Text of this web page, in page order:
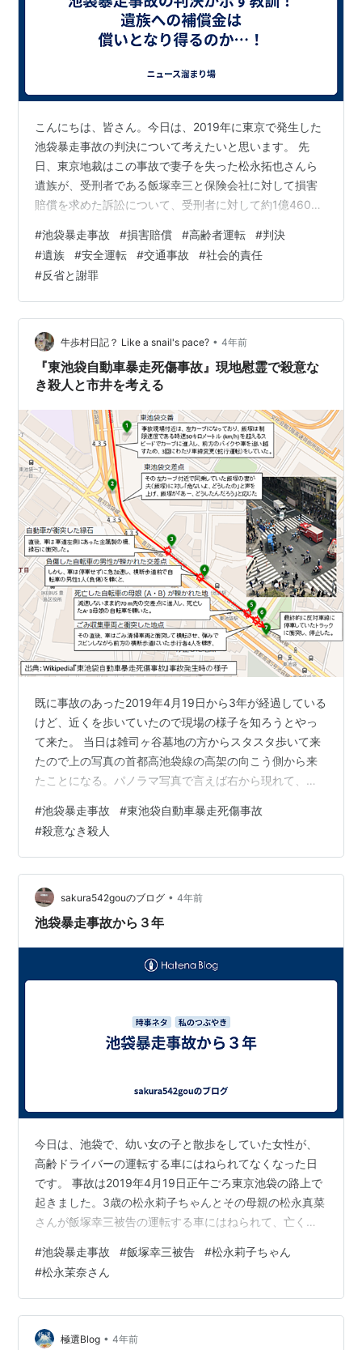
こんにちは、皆さん。今日は、2019年に東京で発生した
池袋暴走事故の判決について考えたいと思います。 先
日、東京地裁はこの事故で妻子を失った松永拓也さんら
遺族が、受刑者である飯塚幸三と保険会社に対して損害
賠償を求めた訴訟について、受刑者に対して約1億4600
飯塚受刑者がブレーキとアクセルのペダルを踏み間違
え、赤信号の交差点に突入し、10人が重軽傷を負ったも
のです。この判決に対して私は、複雑な思いに駆られて
います。 まず、遺族への補償金について。この金額は、
失われた家族や幸せを補うものではありません。金銭で
償える損失などないことを私たちは痛感し…
#池袋暴走事故 #損害賠償 #高齢者運転 #判決
#遺族 #安全運転 #交通事故 #社会的責任
#反省と謝罪
牛歩村日記？ Like a snail's pace? • 4年前
『東池袋自動車暴走死傷事故』現地慰霊で殺意な
き殺人と市井を考える
既に事故のあった2019年4月19日から3年が経過している
けど、近くを歩いていたので現場の様子を知ろうとやっ
て来た。 当日は雑司ヶ谷墓地の方からスタスタ歩いて来
たので上の写真の首都高池袋線の高架の向こう側から来
たことになる。パノラマ写真で言えば右から現れて、右
ー車に衝突してCoCo壱の前で赤信号で止まっていたトラ
ックに衝突して停止‥。かなりのエネルギーだったことが
判る。 事故当日の報道を見ながらStreetViewで見ていた
のでだいたいは判っていたけど、現地に来ないと流石に
空気感は判らないし、死亡二人に怪我したヒトが五人な
のかな？母子ばかりが報…
#池袋暴走事故 #東池袋自動車暴走死傷事故
#殺意なき殺人
sakura542gouのブログ • 4年前
池袋暴走事故から３年
今日は、池袋で、幼い女の子と散歩をしていた女性が、
高齢ドライバーの運転する車にはねられてなくなった日
です。 事故は2019年4月19日正午ごろ東京池袋の路上で
起きました。3歳の松永莉子ちゃんとその母親の松永真菜
さんが飯塚幸三被告の運転する車にはねられて、亡くな
アクセルの不見間違いによる事故だったという実況見分
や、数ある証拠や目撃証言とは大きく異なる主張をし
て、裁判でも私はブレーキを踏んでおり、運転操作は間
違えていない・アクセルペダルの故障だと主張してまし
たが、裁判では飯塚被告の主張には無理があるとして退
#池袋暴走事故 #飯塚幸三被告 #松永莉子ちゃん
#松永茉奈さん
極選Blog • 4年前